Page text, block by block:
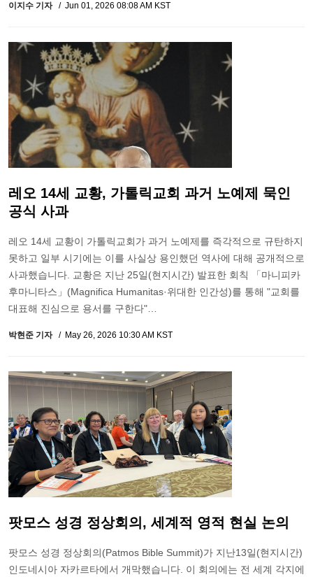
이지수 기자 Jun 01, 2026 08:08 AM KST
레오 14세 교황, 가톨릭교회 과거 노예제 묵인
공식 사과
레오 14세 교황이 가톨릭교회가 과거 노예제를 즉각적으로 규탄하지
못하고 일부 시기에는 이를 사실상 용인했던 역사에 대해 공개적으로
사과했습니다. 교황은 지난 25일(현지시간) 발표한 회칙 「마니피카
후마니타스」(Magnifica Humanitas·위대한 인간성)를 통해 "교회를
대표해 진심으로 용서를 구한다"…
박현준 기자 May 26, 2026 10:30 AM KST
팟모스 성경 정상회의, 세계적 영적 현실 논의
팟모스 성경 정상회의(Patmos Bible Summit)가 지난13일(현지시간)
인도네시아 자카르타에서 개막했습니다. 이 회의에는 전 세계 각지에